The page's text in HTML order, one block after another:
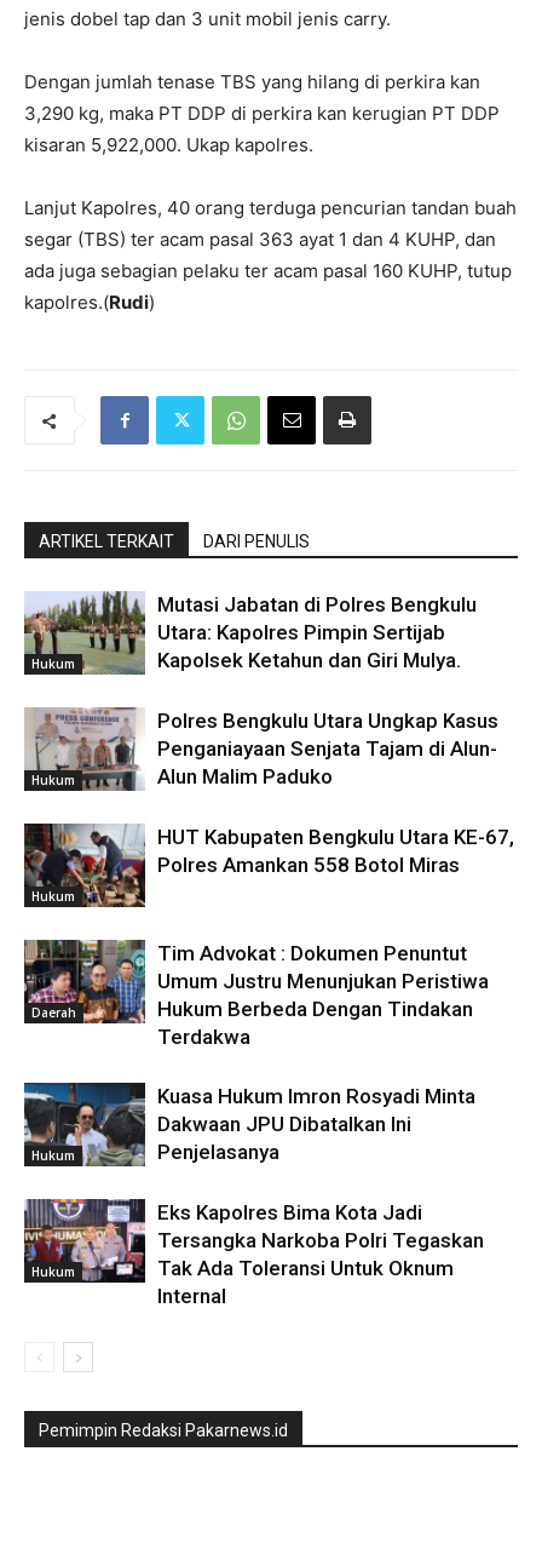
jenis dobel tap dan 3 unit mobil jenis carry.
Dengan jumlah tenase TBS yang hilang di perkira kan
3,290 kg, maka PT DDP di perkira kan kerugian PT DDP
kisaran 5,922,000. Ukap kapolres.
Lanjut Kapolres, 40 orang terduga pencurian tandan buah
segar (TBS) ter acam pasal 363 ayat 1 dan 4 KUHP, dan
ada juga sebagian pelaku ter acam pasal 160 KUHP, tutup
kapolres.(Rudi)
ARTIKEL TERKAIT DARI PENULIS
Hukum
Mutasi Jabatan di Polres Bengkulu
Utara: Kapolres Pimpin Sertijab
Kapolsek Ketahun dan Giri Mulya.
Hukum
Polres Bengkulu Utara Ungkap Kasus
Penganiayaan Senjata Tajam di Alun-
Alun Malim Paduko
Hukum
HUT Kabupaten Bengkulu Utara KE-67,
Polres Amankan 558 Botol Miras
Daerah
Tim Advokat : Dokumen Penuntut
Umum Justru Menunjukan Peristiwa
Hukum Berbeda Dengan Tindakan
Terdakwa
Hukum
Kuasa Hukum Imron Rosyadi Minta
Dakwaan JPU Dibatalkan Ini
Penjelasanya
Hukum
Eks Kapolres Bima Kota Jadi
Tersangka Narkoba Polri Tegaskan
Tak Ada Toleransi Untuk Oknum
Internal
Pemimpin Redaksi Pakarnews.id